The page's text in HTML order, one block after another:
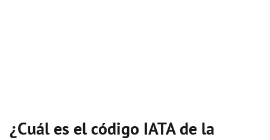
¿Cuál es el código IATA de la